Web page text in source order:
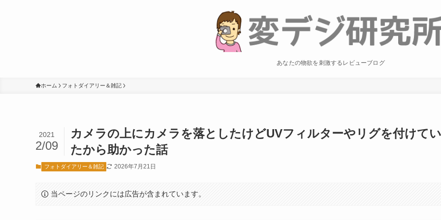
あなたの物欲を刺激するレビューブログ
ホーム フォトダイアリー＆雑記
カメラの上にカメラを落としたけどUVフィルターやリグを付けてい
たから助かった話
2021
2/09
フォトダイアリー＆雑記 2026年7月21日
当ページのリンクには広告が含まれています。